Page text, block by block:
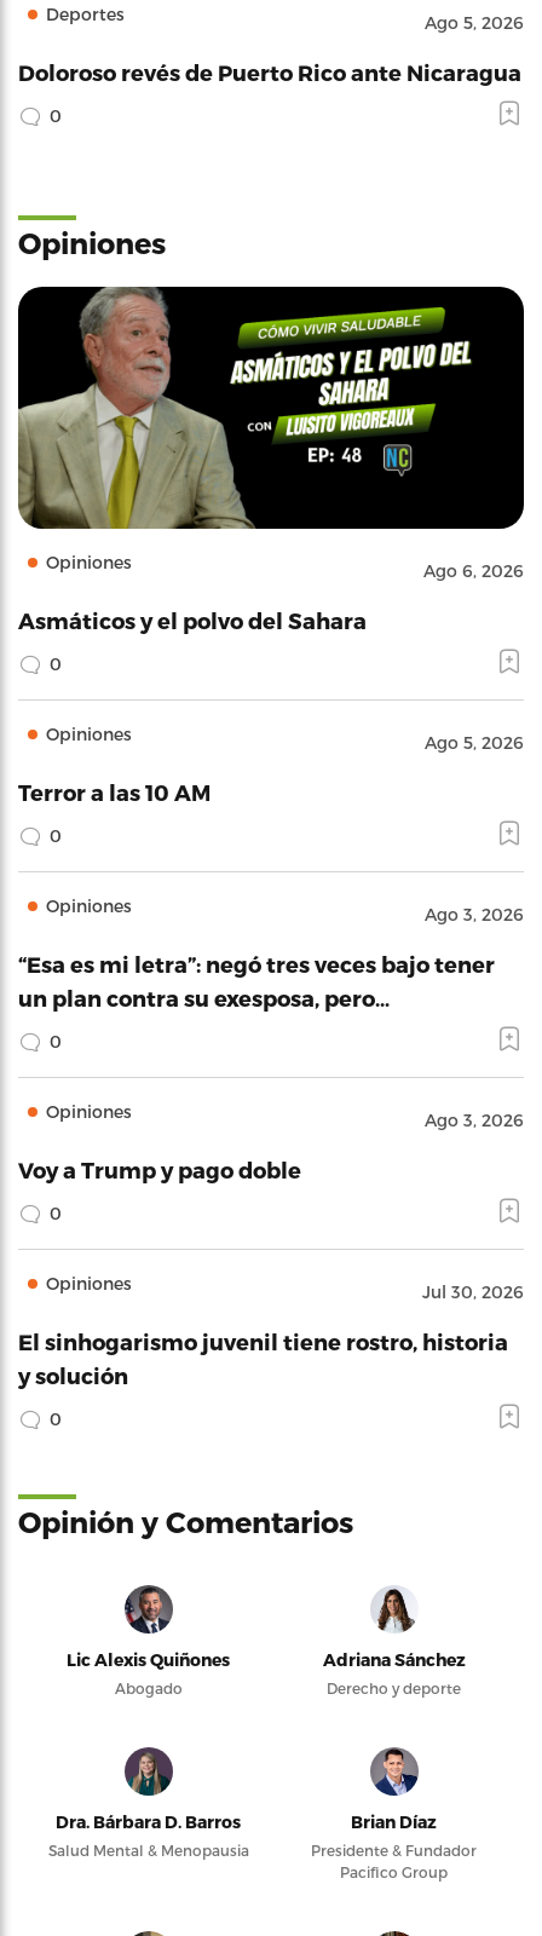
Deportes Ago 5, 2026
Doloroso revés de Puerto Rico ante Nicaragua
0
Opiniones
Opiniones Ago 6, 2026
Asmáticos y el polvo del Sahara
0
Opiniones Ago 5, 2026
Terror a las 10 AM
0
Opiniones Ago 3, 2026
“Esa es mi letra”: negó tres veces bajo tener
un plan contra su exesposa, pero…
0
Opiniones Ago 3, 2026
Voy a Trump y pago doble
0
Opiniones Jul 30, 2026
El sinhogarismo juvenil tiene rostro, historia
y solución
0
Opinión y Comentarios
Lic Alexis Quiñones
Abogado
Adriana Sánchez
Derecho y deporte
Dra. Bárbara D. Barros
Salud Mental & Menopausia
Brian Díaz
Presidente & Fundador
Pacifico Group